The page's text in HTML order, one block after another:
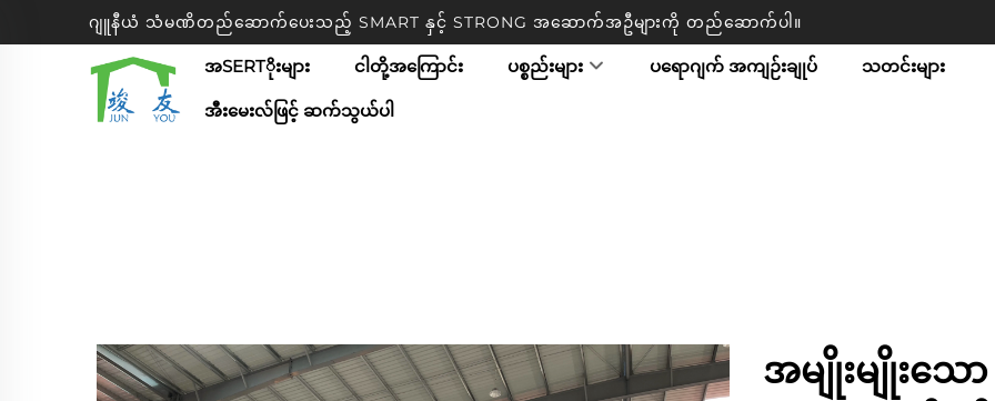
ဂျူနီယံ သံမဏိတည်ဆောက်ပေးသည့် SMART နှင့် STRONG အဆောက်အဦများကို တည်ဆောက်ပါ။
အSERTိုးများ ငါတို့အကြောင်း ပစ္စည်းများ ပရောဂျက် အကျဉ်းချုပ် သတင်းများ
အီးမေးလ်ဖြင့် ဆက်သွယ်ပါ
အမျိုးမျိုးသ